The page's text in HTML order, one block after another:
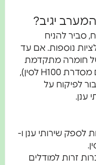
סביר להניח
נוספות. אם עד
של חומרה מתקדמת
(למשל, מניעת מכירת שבבים מסדרת H100 לסין),
לפיקוח על
ענן.
לספק שירותי ענן ו-
זרות למודלים